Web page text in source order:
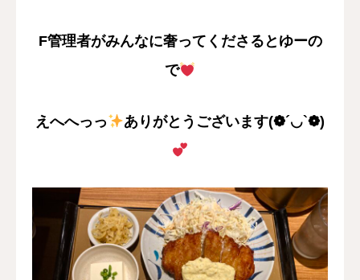
F管理者がみんなに奢ってくださるとゆーの
で
えへへっっ ありがとうございます(❁´◡`❁)